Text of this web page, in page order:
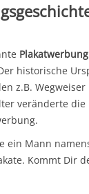
Plakatwerbung
historische
z.B.
veränderte
ein Mann
Kommt Dir